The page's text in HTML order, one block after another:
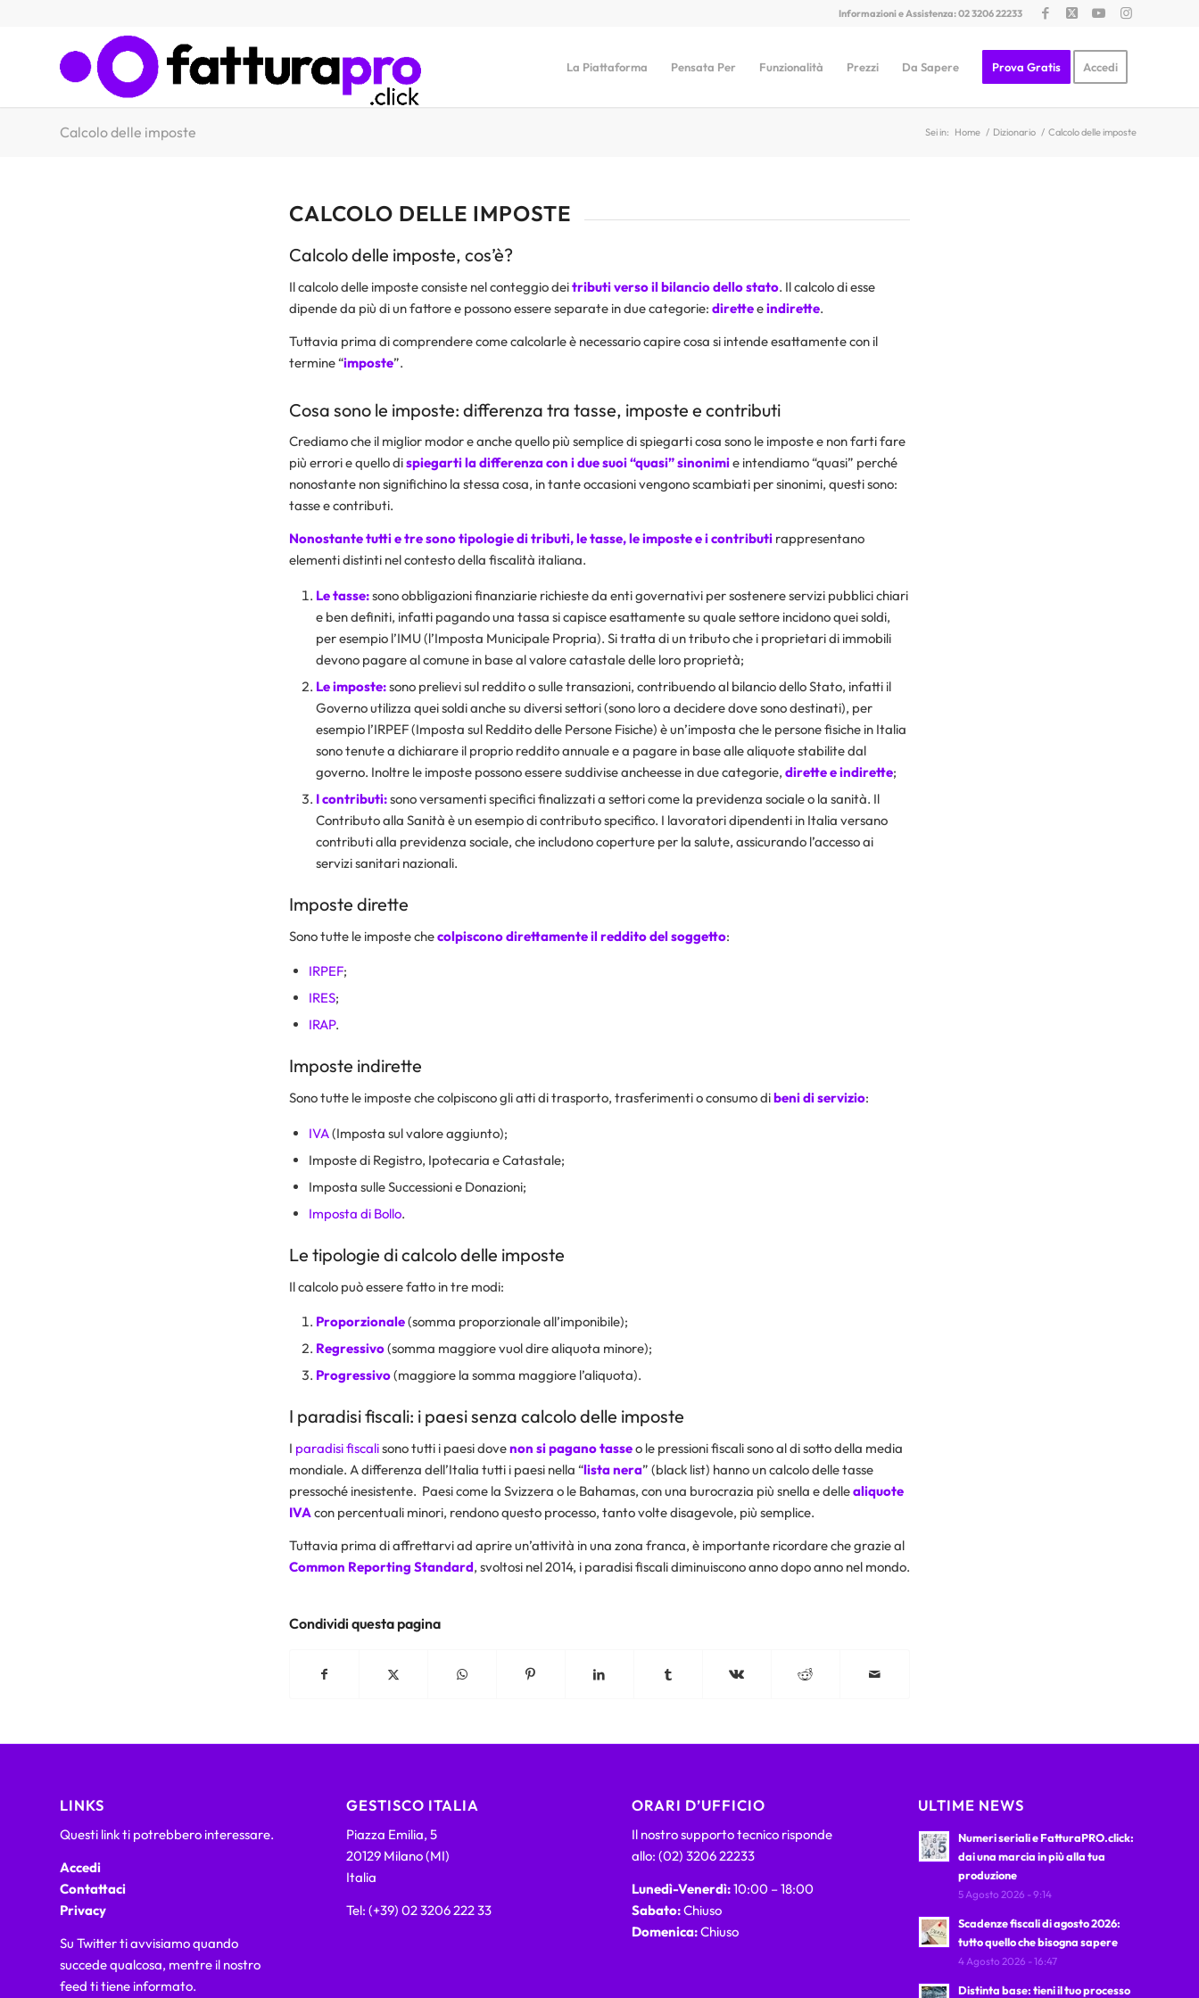
Informazioni e Assistenza: 02 3206 22233
La Piattaforma Pensata Per Funzionalità Prezzi Da Sapere Prova Gratis Accedi
Calcolo delle imposte Sei in: Home / Dizionario / Calcolo delle imposte
CALCOLO DELLE IMPOSTE
Calcolo delle imposte, cos’è?
Il calcolo delle imposte consiste nel conteggio deitributi verso il bilancio dello stato. Il calcolo di esse
dipende da più di un fattore e possono essere separate in due categorie: diretteeindirette.
Tuttavia prima di comprendere come calcolarle è necessario capire cosa si intende esattamente con il
termine “imposte”.
Cosa sono le imposte: differenza tra tasse, imposte e contributi
Crediamo che il miglior modor e anche quello più semplice di spiegarti cosa sono le imposte e non farti fare
più errori e quello dispiegarti la differenza con i due suoi “quasi” sinonimie intendiamo “quasi” perché
nonostante non significhino la stessa cosa, in tante occasioni vengono scambiati per sinonimi, questi sono:
tasse e contributi.
Nonostante tutti e tre sono tipologie di tributi, le tasse, le imposte e i contributi rappresentano
elementi distinti nel contesto della fiscalità italiana.
Le tasse:sono obbligazioni finanziarie richieste da enti governativi per sostenere servizi pubblici chiari
e ben definiti, infatti pagando una tassa si capisce esattamente su quale settore incidono quei soldi,
per esempio l’IMU (l’Imposta Municipale Propria). Si tratta di un tributo che i proprietari di immobili
devono pagare al comune in base al valore catastale delle loro proprietà;
Le imposte:sono prelievi sul reddito o sulle transazioni, contribuendo al bilancio dello Stato, infatti il
Governo utilizza quei soldi anche su diversi settori (sono loro a decidere dove sono destinati), per
esempio l’IRPEF (Imposta sul Reddito delle Persone Fisiche) è un’imposta che le persone fisiche in Italia
sono tenute a dichiarare il proprio reddito annuale e a pagare in base alle aliquote stabilite dal
governo. Inoltre le imposte possono essere suddivise ancheesse in due categorie, dirette e indirette;
I contributi:sono versamenti specifici finalizzati a settori come la previdenza sociale o la sanità. Il
Contributo alla Sanità è un esempio di contributo specifico. I lavoratori dipendenti in Italia versano
contributi alla previdenza sociale, che includono coperture per la salute, assicurando l’accesso ai
servizi sanitari nazionali.
Imposte dirette
Sono tutte le imposte checolpiscono direttamente il reddito del soggetto:
IRPEF;
IRES;
IRAP.
Imposte indirette
Sono tutte le imposte che colpiscono gli atti di trasporto, trasferimenti o consumo dibeni di servizio:
IVA(Imposta sul valore aggiunto);
Imposte di Registro, Ipotecaria e Catastale;
Imposta sulle Successioni e Donazioni;
Imposta di Bollo.
Le tipologie di calcolo delle imposte
Il calcolo può essere fatto in tre modi:
Proporzionale(somma proporzionale all’imponibile);
Regressivo(somma maggiore vuol dire aliquota minore);
Progressivo(maggiore la somma maggiore l’aliquota).
I paradisi fiscali: i paesi senza calcolo delle imposte
I paradisi fiscalisono tutti i paesi dovenon si pagano tasseo le pressioni fiscali sono al di sotto della media
mondiale. A differenza dell’Italia tutti i paesi nella “lista nera” (black list) hanno un calcolo delle tasse
pressoché inesistente. Paesi come la Svizzera o le Bahamas, con una burocrazia più snella e dellealiquote
IVAcon percentuali minori, rendono questo processo, tanto volte disagevole, più semplice.
Tuttavia prima di affrettarvi ad aprire un’attività in una zona franca, è importante ricordare che grazie al
Common Reporting Standard, svoltosi nel 2014, i paradisi fiscali diminuiscono anno dopo anno nel mondo.
Condividi questa pagina
LINKS
Questi link ti potrebbero interessare.
Accedi
Contattaci
Privacy
Su Twitter ti avvisiamo quando
succede qualcosa, mentre il nostro
feed ti tiene informato.
GESTISCO ITALIA
Piazza Emilia, 5
20129 Milano (MI)
Italia
Tel: (+39) 02 3206 222 33
ORARI D’UFFICIO
Il nostro supporto tecnico risponde
allo: (02) 3206 22233
Lunedì-Venerdì:10:00 – 18:00
Sabato:Chiuso
Domenica:Chiuso
ULTIME NEWS
Numeri seriali e FatturaPRO.click:
dai una marcia in più alla tua
produzione
5 Agosto 2026 - 9:14
Scadenze fiscali di agosto 2026:
tutto quello che bisogna sapere
4 Agosto 2026 - 16:47
Distinta base: tieni il tuo processo